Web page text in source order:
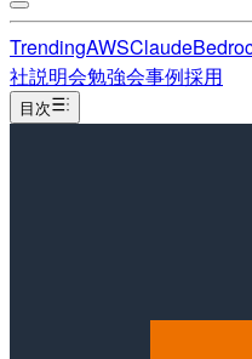
TrendingAWSClaude
社説明会勉強会事例採用
目次